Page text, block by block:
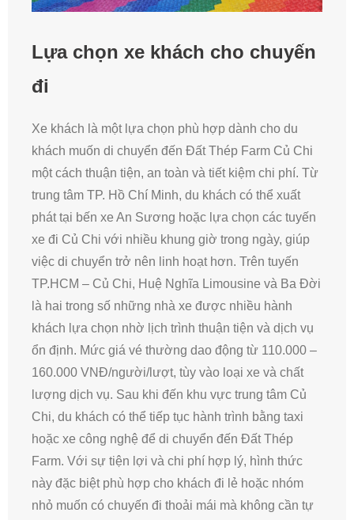
Lựa chọn xe khách cho chuyến
đi
Xe khách là một lựa chọn phù hợp dành cho du
khách muốn di chuyển đến Đất Thép Farm Củ Chi
một cách thuận tiện, an toàn và tiết kiệm chi phí. Từ
trung tâm TP. Hồ Chí Minh, du khách có thể xuất
phát tại bến xe An Sương hoặc lựa chọn các tuyến
xe đi Củ Chi với nhiều khung giờ trong ngày, giúp
việc di chuyển trở nên linh hoạt hơn. Trên tuyến
TP.HCM – Củ Chi, Huệ Nghĩa Limousine và Ba Đời
là hai trong số những nhà xe được nhiều hành
khách lựa chọn nhờ lịch trình thuận tiện và dịch vụ
ổn định. Mức giá vé thường dao động từ 110.000 –
160.000 VNĐ/người/lượt, tùy vào loại xe và chất
lượng dịch vụ. Sau khi đến khu vực trung tâm Củ
Chi, du khách có thể tiếp tục hành trình bằng taxi
hoặc xe công nghệ để di chuyển đến Đất Thép
Farm. Với sự tiện lợi và chi phí hợp lý, hình thức
này đặc biệt phù hợp cho khách đi lẻ hoặc nhóm
nhỏ muốn có chuyến đi thoải mái mà không cần tự